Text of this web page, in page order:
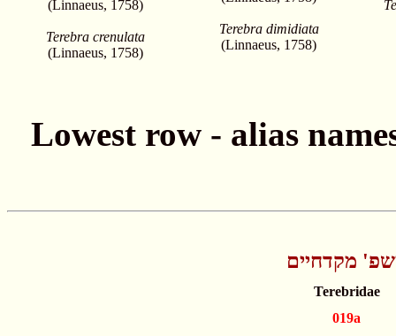
(Linnaeus, 1758)
Terebra crenulata
(Linnaeus, 1758)
Terebra dimidiata
(Linnaeus, 1758)
מקדחיים
Terebridae
019a